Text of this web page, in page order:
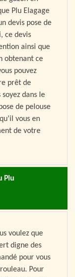
Plu Elagage
devis pose de
ce devis
ainsi que
obtenant ce
pouvez
prêt de
dans le
de pelouse
vous en
de votre
Plu
voulez que
digne des
pour vous
Pour